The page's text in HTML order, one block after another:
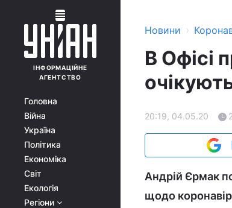
ІНФОРМАЦІЙНЕ
АГЕНТСТВО
Головна
Війна
Україна
Політика
Економіка
Світ
Екологія
Регіони
Новини ›
В Офісі
20:19, 04.05.20
Андрій Єрмак
щодо